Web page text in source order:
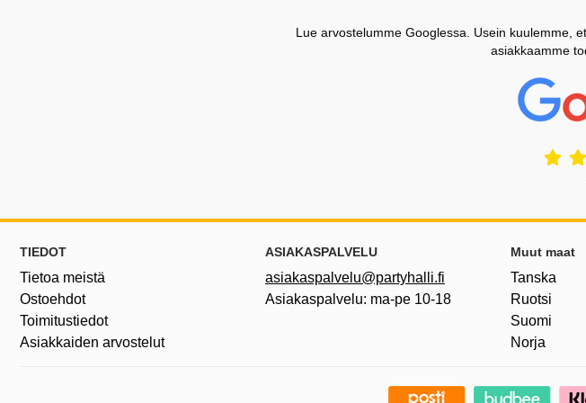
Lue arvostelumme Googlessa. Usein kuulemme,
asiakkaamme
Alatunnisteen sisältö Sekalaista tietoa ja linkkejä
TIEDOT
Tietoa meistä
Ostoehdot
Toimitustiedot
Asiakkaiden arvostelut
ASIAKASPALVELU
asiakaspalvelu@partyhalli.fi
Asiakaspalvelu: ma-pe 10-18
Muut maat
Tanska
Ruotsi
Suomi
Norja